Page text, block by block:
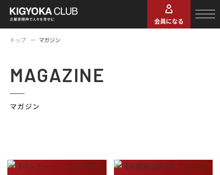
会員になる
トップ マガジン
MAGAZINE
マガジン